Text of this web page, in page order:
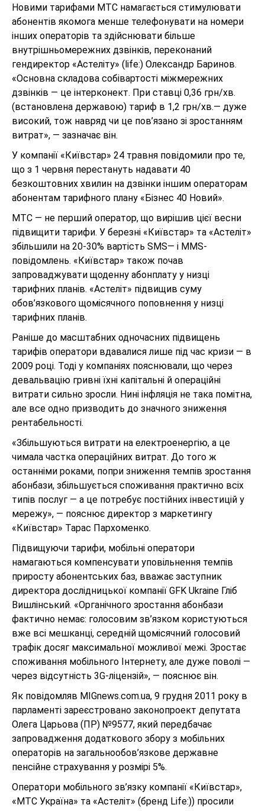
Новими тарифами МТС намагається стимулювати
абонентів якомога менше телефонувати на номери
інших операторів та здійснювати більше
внутрішньомережних дзвінків, переконаний
гендиректор «Астеліту» (life:) Олександр Баринов.
«Основна складова собівартості міжмережних
дзвінків — це інтерконект. При ставці 0,36 грн/хв.
(встановлена державою) тариф в 1,2 грн/хв.— дуже
високий, тож навряд чи це пов’язано зі зростанням
витрат», — зазначає він.
У компанії «Київстар» 24 травня повідомили про те,
що з 1 червня перестануть надавати 40
безкоштовних хвилин на дзвінки іншим операторам
абонентам тарифного плану «Бізнес 40 Новий».
МТС — не перший оператор, що вирішив цієї весни
підвищити тарифи. У березні «Київстар» та «Астеліт»
збільшили на 20-30% вартість SMS— і MMS-
повідомлень. «Київстар» також почав
запроваджувати щоденну абонплату у низці
тарифних планів. «Астеліт» підвищив суму
обов’язкового щомісячного поповнення у низці
тарифних планів.
Раніше до масштабних одночасних підвищень
тарифів оператори вдавалися лише під час кризи — в
2009 році. Тоді у компаніях пояснювали, що через
девальвацію гривні їхні капітальні й операційні
витрати сильно зросли. Нині інфляція не така помітна,
але все одно призводить до значного зниження
рентабельності.
«Збільшуються витрати на електроенергію, а це
чимала частка операційних витрат. До того ж
останніми роками, попри зниження темпів зростання
абонбази, збільшується споживання практично всіх
типів послуг — а це потребує постійних інвестицій у
мережу», — пояснює директор з маркетингу
«Київстар» Тарас Пархоменко.
Підвищуючи тарифи, мобільні оператори
намагаються компенсувати уповільнення темпів
приросту абонентських баз, вважає заступник
директора дослідницької компанії GFK Ukraine Гліб
Вишлінський. «Органічного зростання абонбази
фактично немає: голосовим зв’язком користуються
вже всі мешканці, середній щомісячний голосовий
трафік досяг максимальної можливої межі. Зростає
споживання мобільного Інтернету, але дуже поволі —
через відсутність 3G-ліцензій», — пояснює він.
Як повідомляв MIGnews.com.ua, 9 грудня 2011 року в
парламенті зареєстровано законопроект депутата
Олега Царьова (ПР) №9577, який передбачає
запровадження додаткового збору з мобільних
операторів на загальнообов’язкове державне
пенсійне страхування у розмірі 5%.
Оператори мобільного зв’язку компанії «Київстар»,
«МТС Україна» та «Астеліт» (бренд Life:)) просили